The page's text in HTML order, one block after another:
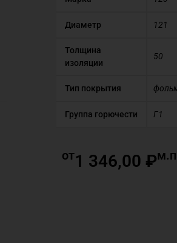
Диаметр 121
Толщина
изоляции
50
Тип покрытия
Группа горючести Г1
от1 346,00 ₽